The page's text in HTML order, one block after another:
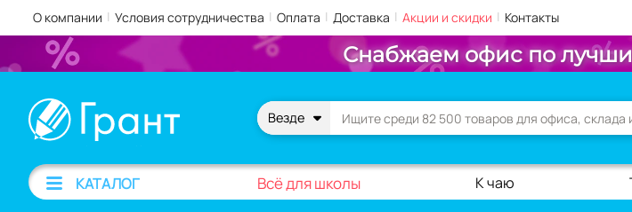
О компании | Условия сотрудничества | Оплата | Доставка | Акции и скидки | Контакты
Снабжаем офис по
Везде
КАТАЛОГ Всё для школы К чаю